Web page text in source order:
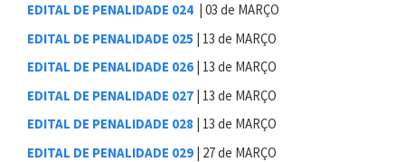
EDITAL DE PENALIDADE 024 | 03 de MARÇO
EDITAL DE PENALIDADE 025 | 13 de MARÇO
EDITAL DE PENALIDADE 026 | 13 de MARÇO
EDITAL DE PENALIDADE 027 | 13 de MARÇO
EDITAL DE PENALIDADE 028 | 13 de MARÇO
EDITAL DE PENALIDADE 029 | 27 de MARÇO